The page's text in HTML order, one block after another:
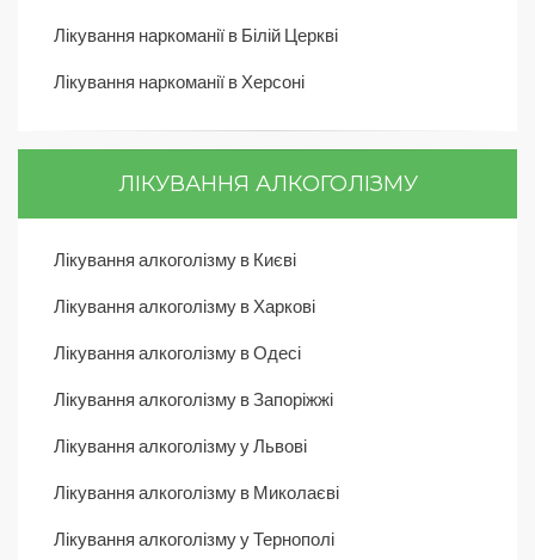
Лікування наркоманії в Білій Церкві
Лікування наркоманії в Херсоні
ЛІКУВАННЯ АЛКОГОЛІЗМУ
Лікування алкоголізму в Києві
Лікування алкоголізму в Харкові
Лікування алкоголізму в Одесі
Лікування алкоголізму в Запоріжжі
Лікування алкоголізму у Львові
Лікування алкоголізму в Миколаєві
Лікування алкоголізму у Тернополі